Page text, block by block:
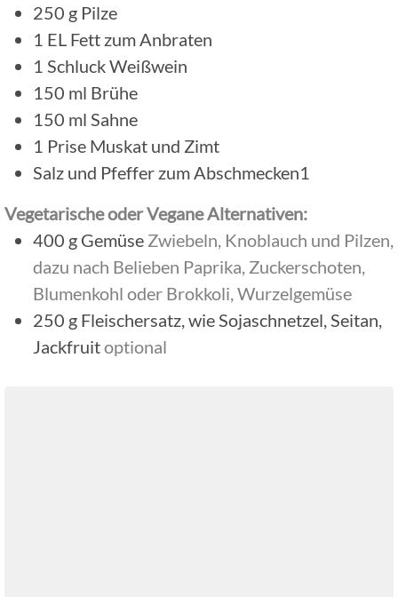
250 g Pilze
1 EL Fett zum Anbraten
1 SchluckWeißwein
150 ml Brühe
150 ml Sahne
1 Prise Muskat und Zimt
Salz und Pfeffer zum Abschmecken1
Vegetarische oder Vegane Alternativen:
400 g Gemüse Zwiebeln, Knoblauch und Pilzen,
dazu nach Belieben Paprika, Zuckerschoten,
Blumenkohl oder Brokkoli, Wurzelgemüse
250 g Fleischersatz, wie Sojaschnetzel, Seitan,
Jackfruitoptional